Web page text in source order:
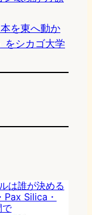
を東へ動か
をシカゴ大学
は誰が決める
Silica・
で